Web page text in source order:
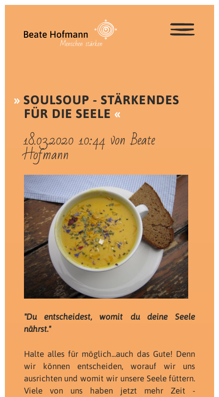
SOULSOUP - STÄRKENDES
FÜR DIE SEELE
18.03.2020 10:44von Beate
Hofmann
"Du entscheidest, womit du deine Seele
nährst."
Halte alles für möglich...auch das Gute! Denn
wir können entscheiden, worauf wir uns
ausrichten und womit wir unsere Seele füttern.
Viele von uns haben jetzt mehr Zeit -